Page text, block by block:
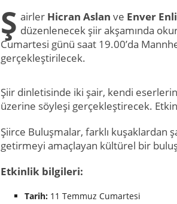
Ş airler Hicran Aslan ve Enver Enli
düzenlenecek şiir akşamında
Cumartesi günü saat 19.00’da
gerçekleştirilecek.
Şiir dinletisinde iki şair, kendi
üzerine söyleşi gerçekleştirecek.
Şiirce Buluşmalar, farklı
getirmeyi amaçlayan kültürel bir
Etkinlik bilgileri:
Tarih: 11 Temmuz Cumartesi